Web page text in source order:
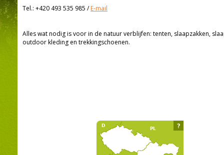
Tel.: +420 493 535 985 /E-mail
Alles wat nodig is voor in de natuur verblijfen: tenten, slaapzakken,
outdoor kleding en trekkingschoenen.
?